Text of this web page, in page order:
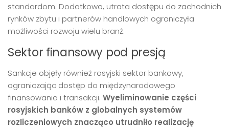
standardom. Dodatkowo, utrata dostępu do zachodnich
rynków zbytu i partnerów handlowych ograniczyła
możliwości rozwoju wielu branż.
Sektor finansowy pod presją
Sankcje objęły również rosyjski sektor bankowy,
ograniczając dostęp do międzynarodowego
finansowania i transakcji. Wyeliminowanie części
rosyjskich banków z globalnych systemów
rozliczeniowych znacząco utrudniło realizację